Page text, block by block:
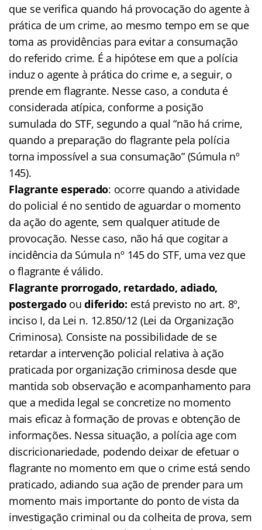
que se verifica quando há provocação do agente à
prática de um crime, ao mesmo tempo em se que
toma as providências para evitar a consumação
do referido crime. É a hipótese em que a polícia
induz o agente à prática do crime e, a seguir, o
prende em flagrante. Nesse caso, a conduta é
considerada atípica, conforme a posição
sumulada do STF, segundo a qual “não há crime,
quando a preparação do flagrante pela polícia
torna impossível a sua consumação” (Súmula nº
145).
Flagrante esperado: ocorre quando a atividade
do policial é no sentido de aguardar o momento
da ação do agente, sem qualquer atitude de
provocação. Nesse caso, não há que cogitar a
incidência da Súmula nº 145 do STF, uma vez que
o flagrante é válido.
Flagrante prorrogado, retardado, adiado,
postergado ou diferido: está previsto no art. 8º,
inciso I, da Lei n. 12.850/12 (Lei da Organização
Criminosa). Consiste na possibilidade de se
retardar a intervenção policial relativa à ação
praticada por organização criminosa desde que
mantida sob observação e acompanhamento para
que a medida legal se concretize no momento
mais eficaz à formação de provas e obtenção de
informações. Nessa situação, a polícia age com
discricionariedade, podendo deixar de efetuar o
flagrante no momento em que o crime está sendo
praticado, adiando sua ação de prender para um
momento mais importante do ponto de vista da
investigação criminal ou da colheita de prova, sem